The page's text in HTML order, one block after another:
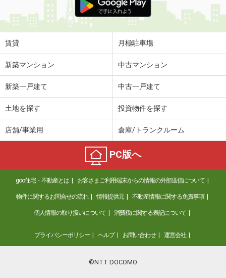
賃貸 月極駐車場
新築マンション 中古マンション
新築一戸建て 中古一戸建て
土地を探す 投資物件を探す
店舗/事業用 倉庫/トランクルーム
PC版へ
goo住宅・不動産とは お客さまご利用端末からの情報の外部送信について
物件に関するお問合せの流れ 情報提供元 不動産情報に関する免責事項
個人情報の取り扱いについて 消費税に関する表記について
プライバシーポリシー ヘルプ お問い合わせ 運営会社
©NTT DOCOMO